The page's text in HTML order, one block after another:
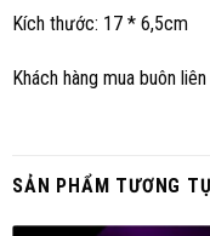
Kích thước: 17 * 6,5cm
Khách hàng mua buôn
SẢN PHẨM TƯƠNG